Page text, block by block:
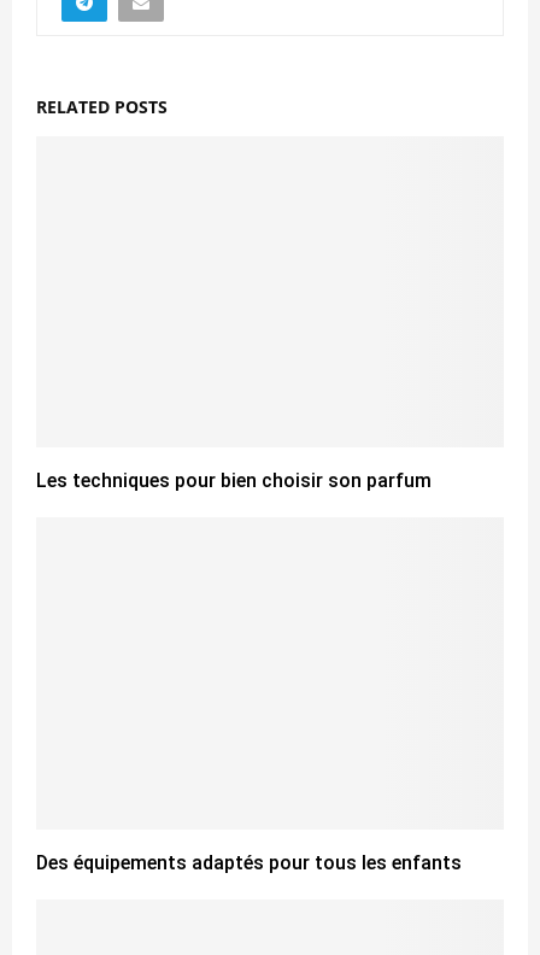
RELATED POSTS
Les techniques pour bien choisir son parfum
Des équipements adaptés pour tous les enfants